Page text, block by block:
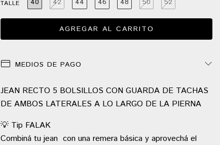
TALLE 40 42 44 46 48 50 52
MEDIOS DE PAGO
JEAN RECTO 5 BOLSILLOS CON GUARDA DE TACHAS
DE AMBOS LATERALES A LO LARGO DE LA PIERNA
💡 Tip FALAK
Combiná tu jean con una remera básica y aprovechá el